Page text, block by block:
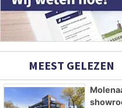
MEEST GELEZEN